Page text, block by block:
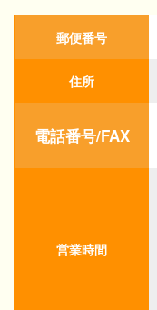
郵便番号
住所
電話番号/FAX
営業時間